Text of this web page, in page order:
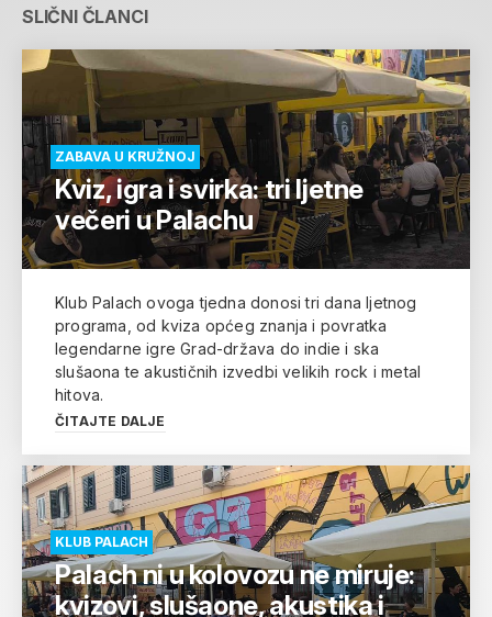
SLIČNI ČLANCI
ZABAVA U KRUŽNOJ
Kviz, igra i svirka: tri ljetne
večeri u Palachu
Klub Palach ovoga tjedna donosi tri dana ljetnog
programa, od kviza općeg znanja i povratka
legendarne igre Grad-država do indie i ska
slušaona te akustičnih izvedbi velikih rock i metal
hitova.
ČITAJTE DALJE
KLUB PALACH
Palach ni u kolovozu ne miruje:
kvizovi, slušaone, akustika i